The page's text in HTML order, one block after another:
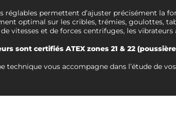
réglables permettent d’ajuster précisément la
optimal sur les cribles, trémies, goulottes,
de vitesses et de forces centrifuges, les
sont certifiés ATEX zones 21 & 22
technique vous accompagne dans l’étude de